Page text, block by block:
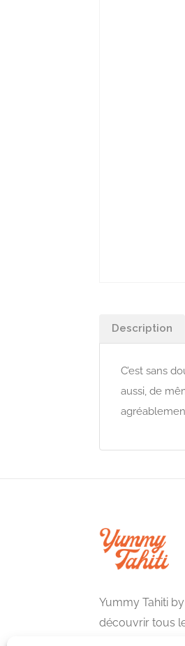
Description
C’est sans
aussi, de
Yummy Tahiti
découvrir tous
française, de